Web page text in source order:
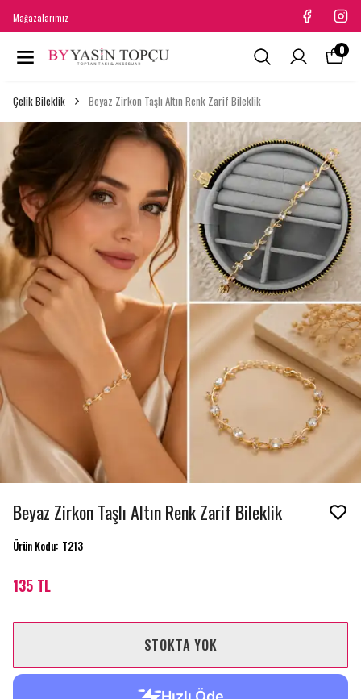
Mağazalarımız
0
Çelik Bileklik Beyaz Zirkon Taşlı Altın Renk Zarif Bileklik
Beyaz Zirkon Taşlı Altın Renk Zarif Bileklik
Ürün Kodu: T213
135 TL
STOKTA YOK